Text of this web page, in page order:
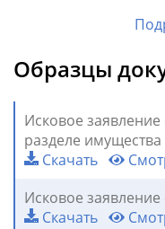
Образцы
Исковое
разделе имущества
Скачать
Исковое
Скачать